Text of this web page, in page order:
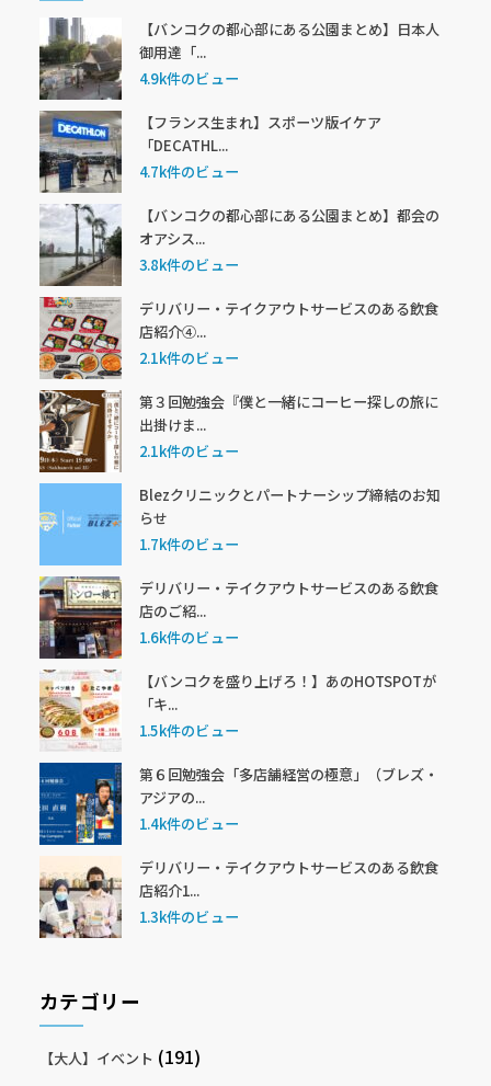
【バンコクの都心部にある公園まとめ】日本人
御用達「...
4.9k件のビュー
【フランス生まれ】スポーツ版イケア
「DECATHL...
4.7k件のビュー
【バンコクの都心部にある公園まとめ】都会の
オアシス...
3.8k件のビュー
デリバリー・テイクアウトサービスのある飲食
店紹介④...
2.1k件のビュー
第３回勉強会『僕と一緒にコーヒー探しの旅に
出掛けま...
2.1k件のビュー
Blezクリニックとパートナーシップ締結のお知
らせ
1.7k件のビュー
デリバリー・テイクアウトサービスのある飲食
店のご紹...
1.6k件のビュー
【バンコクを盛り上げろ！】あのHOTSPOTが
「キ...
1.5k件のビュー
第６回勉強会「多店舗経営の極意」（ブレズ・
アジアの...
1.4k件のビュー
デリバリー・テイクアウトサービスのある飲食
店紹介1...
1.3k件のビュー
カテゴリー
【大人】イベント (191)